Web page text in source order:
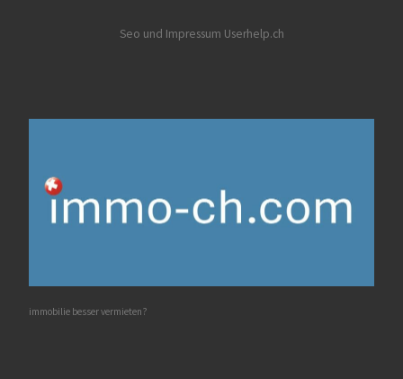
Seo und Impressum Userhelp.ch
immobilie besser vermieten?